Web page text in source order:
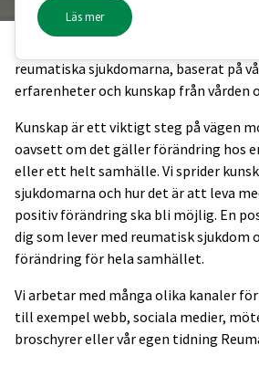
Läs mer
reumatiska sjukdomarna, baserat på
erfarenheter och kunskap från vården
Kunskap är ett viktigt steg på vägen
oavsett om det gäller förändring hos
eller ett helt samhälle. Vi sprider
sjukdomarna och hur det är att leva
positiv förändring ska bli möjlig. En
dig som lever med reumatisk sjukdom
förändring för hela samhället.
Vi arbetar med många olika kanaler
till exempel webb, sociala medier,
broschyrer eller vår egen tidning